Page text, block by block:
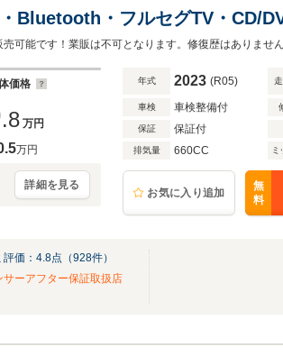
Bluetooth・フルセグTV・CD/
・ベンチシート・ルームクリー
価格
.8 万円
万円
詳細を見る
年式 2023 (R05)
車検 車検整備付
保証 保証付
排気量 660CC ミ
お気に入り追加
無
料
価： 4.8点（928件）
サーアフター保証取扱店